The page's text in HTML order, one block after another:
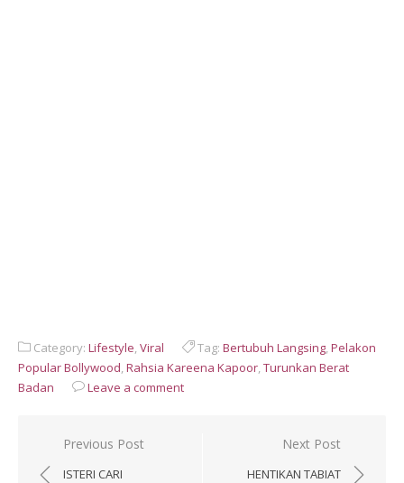
Category: Lifestyle,Viral Tag: Bertubuh Langsing,Pelakon
Popular Bollywood,Rahsia Kareena Kapoor,Turunkan Berat
Badan
Leave a comment
Post
navigation
Previous Post
ISTERI CARI
Next Post
HENTIKAN TABIAT